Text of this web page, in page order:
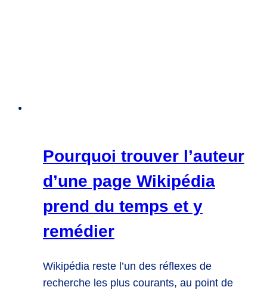
Pourquoi trouver l’auteur
d’une page Wikipédia
prend du temps et y
remédier
Wikipédia reste l’un des réflexes de
recherche les plus courants, au point de